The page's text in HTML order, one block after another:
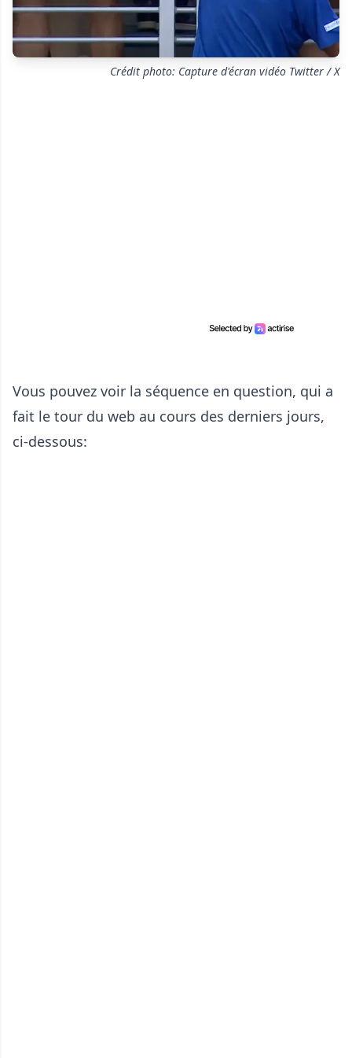
Crédit photo: Capture d'écran vidéo Twitter / X
Vous pouvez voir la séquence en question, qui a
fait le tour du web au cours des derniers jours,
ci-dessous: